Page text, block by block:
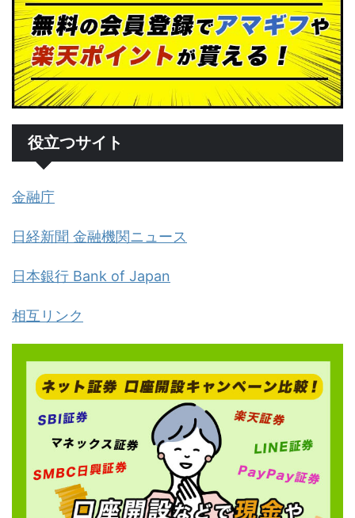
役立つサイト
金融庁
日経新聞 金融機関ニュース
日本銀行 Bank of Japan
相互リンク